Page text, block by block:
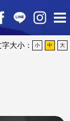
字大小： 小 中 大